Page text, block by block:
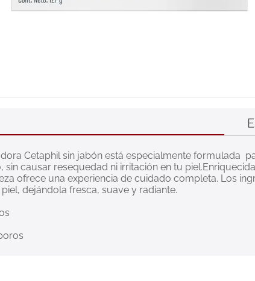
Cetaphil sin jabón está especialmente formulada
sin causar resequedad ni irritación en tu
ofrece una experiencia de cuidado completa. Los
dejándola fresca, suave y radiante.